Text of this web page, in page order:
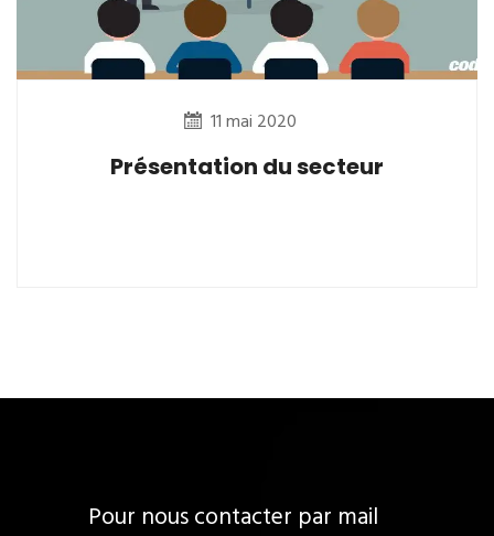
11 mai 2020
Présentation du secteur
Pour nous contacter par mail